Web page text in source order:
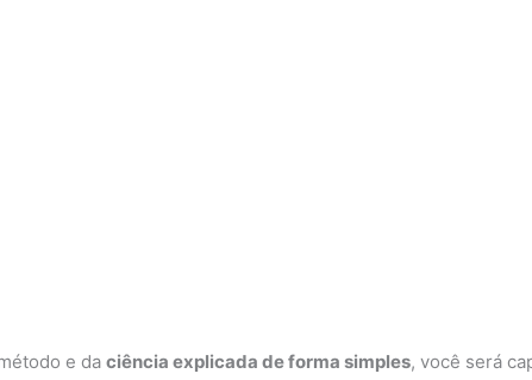
e da ciência explicada de forma simples, você será